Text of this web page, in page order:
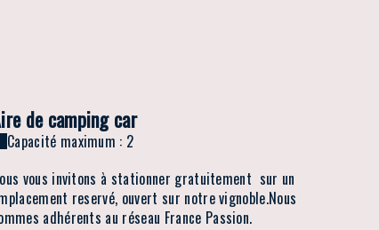
de camping car
Capacité maximum : 2
vous invitons à stationner gratuitement sur un
reservé, ouvert sur notre vignoble.Nous
adhérents au réseau France Passion.